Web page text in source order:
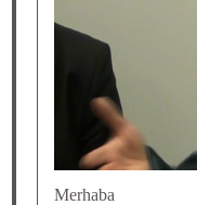
Merhaba